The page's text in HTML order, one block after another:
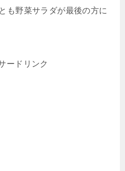
も野菜サラダが最後の方に
ードリンク